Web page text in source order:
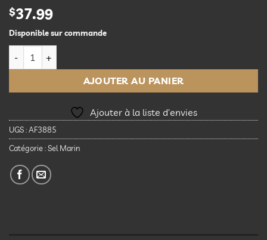
$37.99
Disponible sur commande
AJOUTER AU PANIER
Ajouter à la liste d’envies
UGS :AF3885
Catégorie :Sel Marin